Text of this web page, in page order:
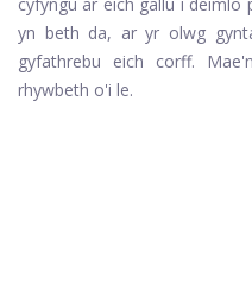
yn beth da, ar yr olwg
gyfathrebu eich corff.
rhywbeth o'i le.